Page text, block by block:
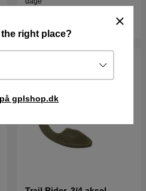
right place?
gplshop.dk
Køb